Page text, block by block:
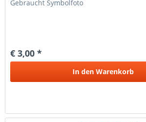
Gebraucht Symbolfoto
€ 3,00 *
In den Warenkorb